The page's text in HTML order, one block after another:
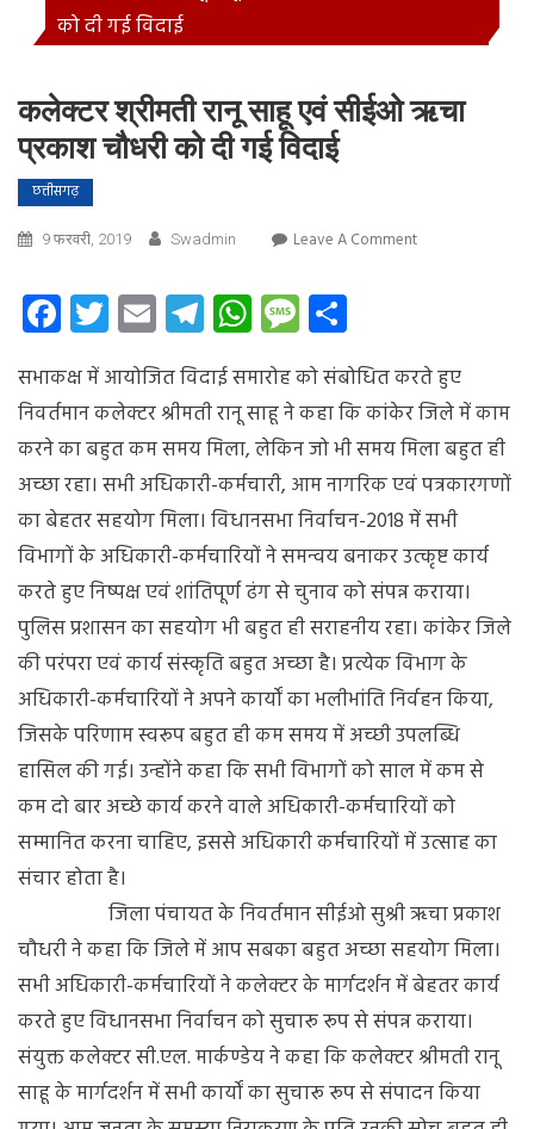
को दी गई विदाई
कलेक्टर श्रीमती रानू साहू एवं सीईओ ऋचा
प्रकाश चौधरी को दी गई विदाई
छत्तीसगढ़
9 फरवरी, 2019 Swadmin Leave A CommentOn
एवं
सीईओ
प्रकाश
चौधरी
को
गई
विदाई
Facebook
Twitter
EmailTelegram
WhatsApp
Message
सभाकक्ष में आयोजित विदाई समारोह को संबोधित करते हुए
निवर्तमान कलेक्टर श्रीमती रानू साहू ने कहा कि कांकेर जिले में काम
करने का बहुत कम समय मिला, लेकिन जो भी समय मिला बहुत ही
अच्छा रहा। सभी अधिकारी-कर्मचारी, आम नागरिक एवं पत्रकारगणों
का बेहतर सहयोग मिला। विधानसभा निर्वाचन-2018 में सभी
विभागों के अधिकारी-कर्मचारियों ने समन्वय बनाकर उत्कृष्ट कार्य
करते हुए निष्पक्ष एवं शांतिपूर्ण ढंग से चुनाव को संपन्न कराया।
पुलिस प्रशासन का सहयोग भी बहुत ही सराहनीय रहा। कांकेर जिले
की परंपरा एवं कार्य संस्कृति बहुत अच्छा है। प्रत्येक विभाग के
अधिकारी-कर्मचारियों ने अपने कार्यों का भलीभांति निर्वहन किया,
जिसके परिणाम स्वरूप बहुत ही कम समय में अच्छी उपलब्धि
हासिल की गई। उन्होंने कहा कि सभी विभागों को साल में कम से
कम दो बार अच्छे कार्य करने वाले अधिकारी-कर्मचारियों को
सम्मानित करना चाहिए, इससे अधिकारी कर्मचारियों में उत्साह का
संचार होता है।
जिला पंचायत के निवर्तमान सीईओ सुश्री ऋचा प्रकाश
चौधरी ने कहा कि जिले में आप सबका बहुत अच्छा सहयोग मिला।
सभी अधिकारी-कर्मचारियों ने कलेक्टर के मार्गदर्शन में बेहतर कार्य
करते हुए विधानसभा निर्वाचन को सुचारू रूप से संपन्न कराया।
संयुक्त कलेक्टर सी.एल. मार्कण्डेय ने कहा कि कलेक्टर श्रीमती रानू
साहू के मार्गदर्शन में सभी कार्यों का सुचारू रूप से संपादन किया